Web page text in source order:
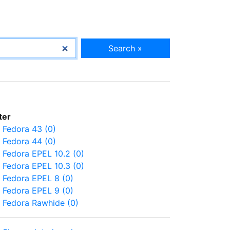
Search »
Fedora 43 (0)
Fedora 44 (0)
Fedora EPEL 10.2 (0)
Fedora EPEL 10.3 (0)
Fedora EPEL 8 (0)
Fedora EPEL 9 (0)
Fedora Rawhide (0)